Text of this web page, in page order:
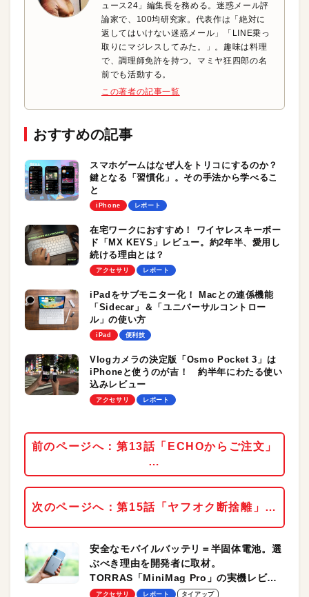
ュース24」編集長を務める。迷惑メール評
論家で、100均研究家。代表作は「絶対に
返してはいけない迷惑メール」「LINE乗っ
取りにマジレスしてみた。」。趣味は料理
で、調理師免許を持つ。マミヤ狂四郎の名
前でも活動する。
この著者の記事一覧
おすすめの記事
スマホゲームはなぜ人をトリコにするのか？
鍵となる「習慣化」。その手法から学べるこ
と
iPhone レポート
在宅ワークにおすすめ！ ワイヤレスキーボー
ド「MX KEYS」レビュー。約2年半、愛用し
続ける理由とは？
アクセサリ レポート
iPadをサブモニター化！ Macとの連係機能
「Sidecar」＆「ユニバーサルコントロー
ル」の使い方
iPad 便利技
Vlogカメラの決定版「Osmo Pocket 3」は
iPhoneと使うのが吉！ 約半年にわたる使い
込みレビュー
アクセサリ レポート
前のページへ：第13話「ECHOからご注文」
…
次のページへ：第15話「ヤフオク断捨離」…
安全なモバイルバッテリ＝半固体電池。選
ぶべき理由を開発者に取材。
TORRAS「MiniMag Pro」の実機レビュ
ーも
アクセサリ レポート タイアップ